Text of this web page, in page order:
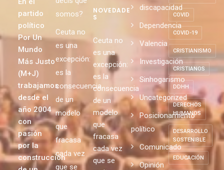
M+J
En el
partido
político
Por Un
Mundo
Más Justo
(M+J)
trabajamos
desde el
año 2004
con
pasión
vosotros,
decís que
somos?
Ceuta no
es la
consecuencia
de un
que
NOVEDADE
S
Ceuta no
es una
excepción:
es la
consecuencia
de un
modelo
que
Mujer
Infancia
discapacidad
Dependencia
Valencia
Investigación
Sinhogarismo
Uncategorized
Posicionamiento
político
COOPERACIÓN
INTERNACIONAL
CORONAVIRUS
COVID
COVID-19
CRISTIANISMO
CRISTIANOS
DDHH
DERECHOS
HUMANOS
DESARROLLO